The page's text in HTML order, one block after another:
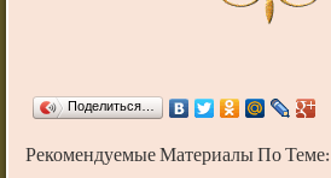
Поделиться…
Рекомендуемые Материалы По Теме: